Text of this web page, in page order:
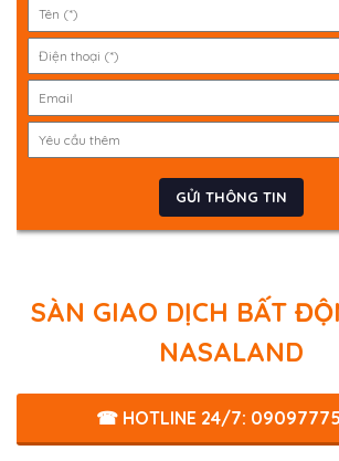
SÀN GIAO DỊCH BẤT
NASALAND
☎ HOTLINE 24/7: